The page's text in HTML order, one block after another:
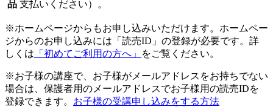
品 支払いください）。
※ホームページからもお申し込みいただけます。ホームペー
ジからのお申し込みには「読売ID」の登録が必要です。詳
しくは 「初めてご利用の方へ」 をご覧ください。
※お子様の講座で、お子様がメールアドレスをお持ちでない
場合は、保護者用のメールアドレスでお子様用の読売IDを
登録できます。 お子様の受講申し込みをする方法